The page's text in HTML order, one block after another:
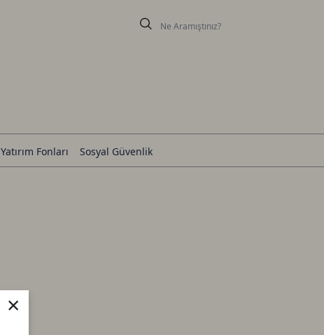
×
Yatırım Fonları Sosyal Güvenlik